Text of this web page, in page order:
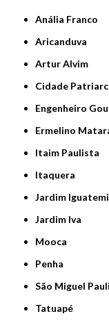
Anália Franco
Aricanduva
Artur Alvim
Cidade
Engenheiro
Ermelino
Itaim Paulista
Itaquera
Jardim Iguatemi
Jardim Iva
Mooca
Penha
São Miguel
Tatuapé